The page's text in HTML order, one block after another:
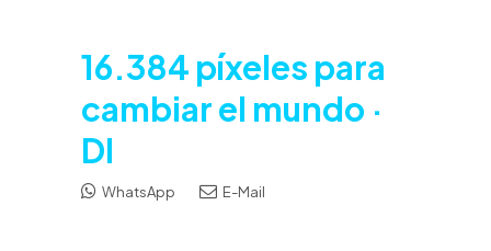
16.384 píxeles para
cambiar el mundo ·
DI
WhatsApp E-Mail